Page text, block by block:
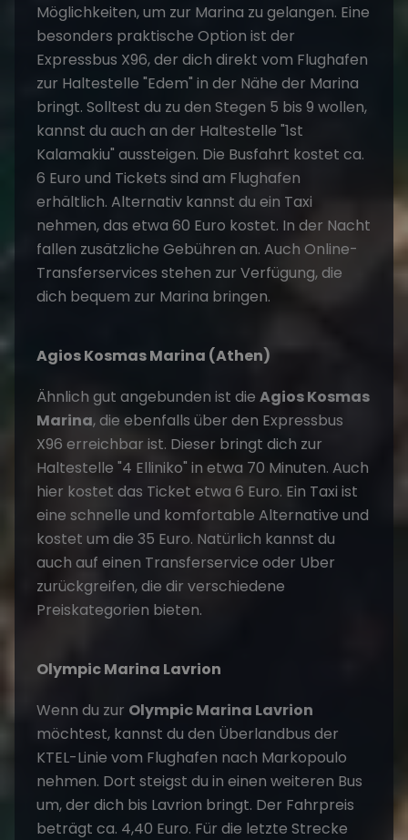
Möglichkeiten, um zur Marina zu gelangen. Eine
besonders praktische Option ist der
Expressbus X96, der dich direkt vom Flughafen
zur Haltestelle "Edem" in der Nähe der Marina
bringt. Solltest du zu den Stegen 5 bis 9 wollen,
kannst du auch an der Haltestelle "1st
Kalamakiu" aussteigen. Die Busfahrt kostet ca.
6 Euro und Tickets sind am Flughafen
erhältlich. Alternativ kannst du ein Taxi
nehmen, das etwa 60 Euro kostet. In der Nacht
fallen zusätzliche Gebühren an. Auch Online-
Transferservices stehen zur Verfügung, die
dich bequem zur Marina bringen.
Agios Kosmas Marina (Athen)
Ähnlich gut angebunden ist die Agios Kosmas
Marina, die ebenfalls über den Expressbus
X96 erreichbar ist. Dieser bringt dich zur
Haltestelle "4 Elliniko" in etwa 70 Minuten. Auch
hier kostet das Ticket etwa 6 Euro. Ein Taxi ist
eine schnelle und komfortable Alternative und
kostet um die 35 Euro. Natürlich kannst du
auch auf einen Transferservice oder Uber
zurückgreifen, die dir verschiedene
Preiskategorien bieten.
Olympic Marina Lavrion
Wenn du zur Olympic Marina Lavrion
möchtest, kannst du den Überlandbus der
KTEL-Linie vom Flughafen nach Markopoulo
nehmen. Dort steigst du in einen weiteren Bus
um, der dich bis Lavrion bringt. Der Fahrpreis
beträgt ca. 4,40 Euro. Für die letzte Strecke